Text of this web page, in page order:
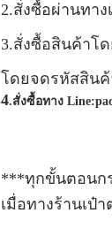
2.สั่งซื้อผ่านทาง
3.สั่งซื้อสินค้าโด
โดยจดรหัสสินค้
4.สั่งซื้อทาง
***ทุกขั้นตอนก
เมื่อทางร้านเป๋